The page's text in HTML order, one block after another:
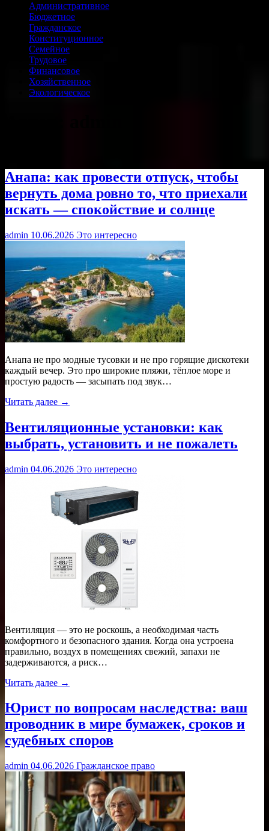
Административное
Бюджетное
Гражданское
Конституционное
Семейное
Трудовое
Финансовое
Хозяйственное
Экологическое
Анапа: как провести отпуск, чтобы
вернуть дома ровно то, что приехали
искать — спокойствие и солнце
admin 10.06.2026 Это интересно
Анапа не про модные тусовки и не про горящие дискотеки
каждый вечер. Это про широкие пляжи, тёплое море и
простую радость — засыпать под звук…
Читать далее →
Вентиляционные установки: как
выбрать, установить и не пожалеть
admin 04.06.2026 Это интересно
Вентиляция — это не роскошь, а необходимая часть
комфортного и безопасного здания. Когда она устроена
правильно, воздух в помещениях свежий, запахи не
задерживаются, а риск…
Читать далее →
Юрист по вопросам наследства: ваш
проводник в мире бумажек, сроков и
судебных споров
admin 04.06.2026 Гражданское право